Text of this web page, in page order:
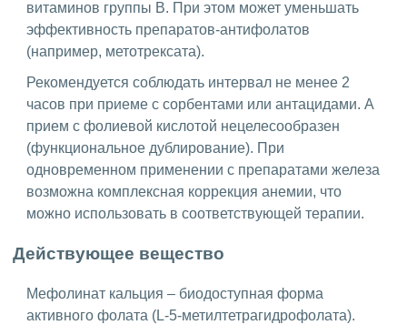
витаминов группы B. При этом может уменьшать
эффективность препаратов-антифолатов
(например, метотрексата).
Рекомендуется соблюдать интервал не менее 2
часов при приеме с сорбентами или антацидами. А
прием с фолиевой кислотой нецелесообразен
(функциональное дублирование). При
одновременном применении с препаратами железа
возможна комплексная коррекция анемии, что
можно использовать в соответствующей терапии.
Действующее вещество
Мефолинат кальция – биодоступная форма
активного фолата (L-5-метилтетрагидрофолата).